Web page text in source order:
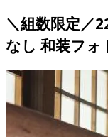
＼組数限定／
なし 和装フ